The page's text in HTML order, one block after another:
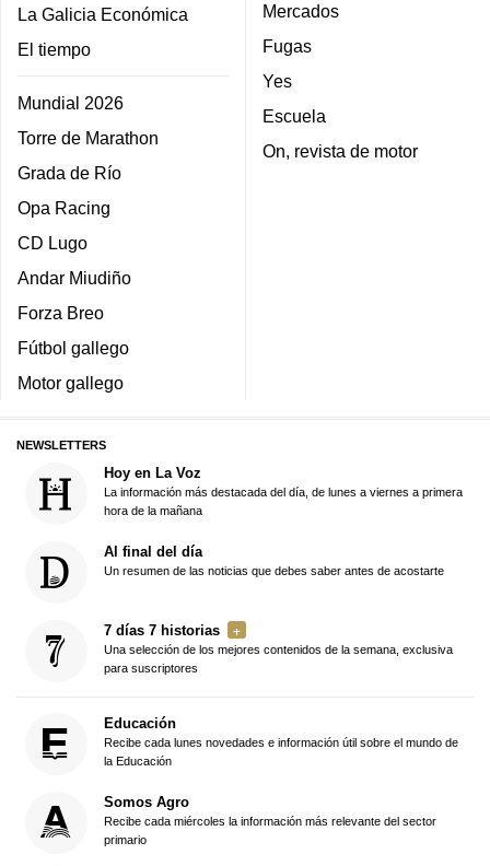
La Galicia Económica
El tiempo
Mundial 2026
Torre de Marathon
Grada de Río
Opa Racing
CD Lugo
Andar Miudiño
Forza Breo
Fútbol gallego
Motor gallego
Mercados
Fugas
Yes
Escuela
On, revista de motor
NEWSLETTERS
Hoy en La Voz
La información más destacada del día, de lunes a viernes a primera
hora de la mañana
Al final del día
Un resumen de las noticias que debes saber antes de acostarte
7 días 7 historias
Una selección de los mejores contenidos de la semana, exclusiva
para suscriptores
Educación
Recibe cada lunes novedades e información útil sobre el mundo de
la Educación
Somos Agro
Recibe cada miércoles la información más relevante del sector
primario